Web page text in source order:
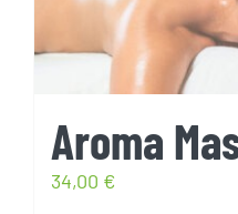
Aroma
34,00 €